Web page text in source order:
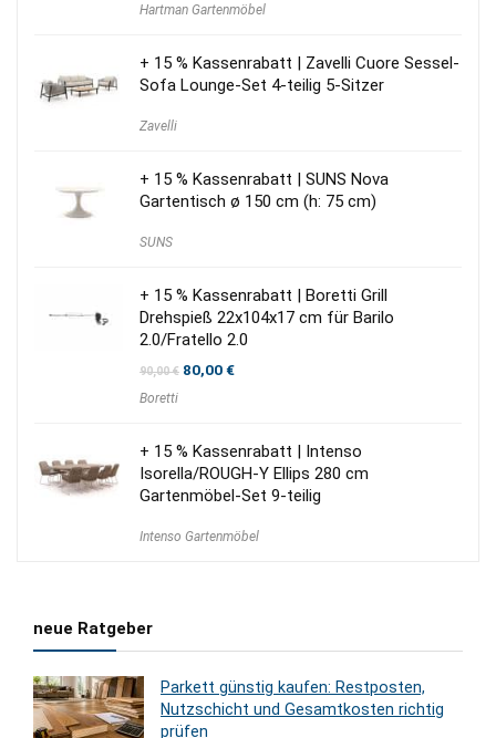
war:
ist:
Hartman Gartenmöbel
+ 15 % Kassenrabatt | Zavelli Cuore Sessel-
Sofa Lounge-Set 4-teilig 5-Sitzer
Zavelli
+ 15 % Kassenrabatt | SUNS Nova
Gartentisch ø 150 cm (h: 75 cm)
SUNS
+ 15 % Kassenrabatt | Boretti Grill
Drehspieß 22x104x17 cm für Barilo
2.0/Fratello 2.0
90,00€ Ursprünglicher
80,00€Aktueller
Boretti
+ 15 % Kassenrabatt | Intenso
Isorella/ROUGH-Y Ellips 280 cm
Gartenmöbel-Set 9-teilig
Intenso Gartenmöbel
neue Ratgeber
Parkett günstig kaufen: Restposten,
Nutzschicht und Gesamtkosten richtig
prüfen